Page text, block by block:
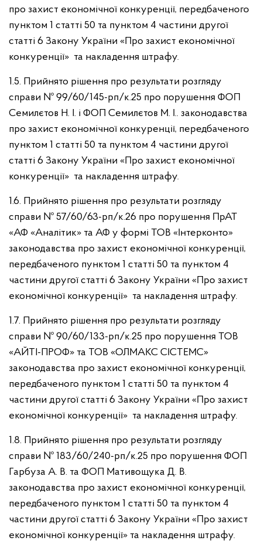
про захист економічної конкуренції, передбаченого
пунктом 1 статті 50 та пунктом 4 частини другої
статті 6 Закону України «Про захист економічної
конкуренції» та накладення штрафу.
1.5. Прийнято рішення про результати розгляду
справи № 99/60/145-рп/к.25 про порушення ФОП
Семилєтов Н. І. і ФОП Семилєтов М. І.. законодавства
про захист економічної конкуренції, передбаченого
пунктом 1 статті 50 та пунктом 4 частини другої
статті 6 Закону України «Про захист економічної
конкуренції» та накладення штрафу.
1.6. Прийнято рішення про результати розгляду
справи № 57/60/63-рп/к.26 про порушення ПрАТ
«АФ «Аналітик» та АФ у формі ТОВ «Інтерконто»
законодавства про захист економічної конкуренції,
передбаченого пунктом 1 статті 50 та пунктом 4
частини другої статті 6 Закону України «Про захист
економічної конкуренції» та накладення штрафу.
1.7. Прийнято рішення про результати розгляду
справи № 90/60/133-рп/к.25 про порушення ТОВ
«АЙТІ-ПРОФ» та ТОВ «ОЛМАКС СІСТЕМС»
законодавства про захист економічної конкуренції,
передбаченого пунктом 1 статті 50 та пунктом 4
частини другої статті 6 Закону України «Про захист
економічної конкуренції» та накладення штрафу.
1.8. Прийнято рішення про результати розгляду
справи № 183/60/240-рп/к.25 про порушення ФОП
Гарбуза А. В. та ФОП Мативощука Д. В.
законодавства про захист економічної конкуренції,
передбаченого пунктом 1 статті 50 та пунктом 4
частини другої статті 6 Закону України «Про захист
економічної конкуренції» та накладення штрафу.